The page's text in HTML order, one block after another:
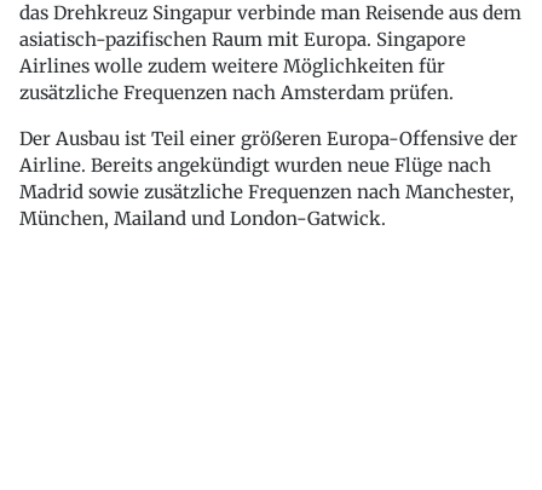
das Drehkreuz Singapur verbinde man Reisende aus dem
asiatisch-pazifischen Raum mit Europa. Singapore
Airlines wolle zudem weitere Möglichkeiten für
zusätzliche Frequenzen nach Amsterdam prüfen.
Der Ausbau ist Teil einer größeren Europa-Offensive der
Airline. Bereits angekündigt wurden neue Flüge nach
Madrid sowie zusätzliche Frequenzen nach Manchester,
München, Mailand und London-Gatwick.